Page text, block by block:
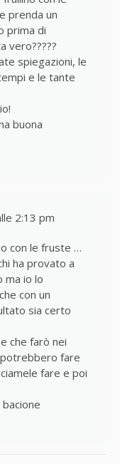
prenda un
prima di
vero?????
spiegazioni, le
e le tante
buona
2:13 pm
con le fruste …
ha provato a
ma io lo
con un
sia certo
che farò nei
fare
fare e poi